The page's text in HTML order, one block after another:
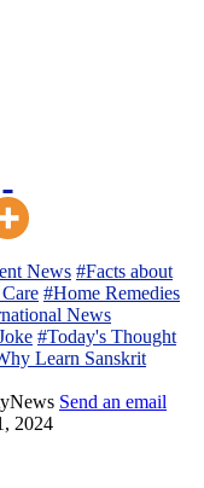
News #Facts about
#Home Remedies
News
#Today's Thought
Learn Sanskrit
Send an email
2024